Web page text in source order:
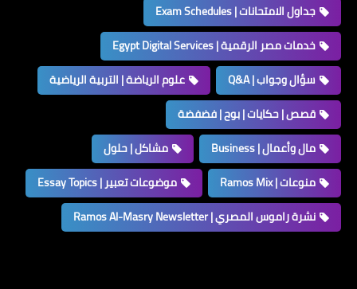
جداول الامتحانات | Exam Schedules
خدمات مصر الرقمية | Egypt Digital Services
سؤال وجواب | Q&A
علوم الرياضة | التربية الرياضية
قصص | حكايات | بوح | فضفضة
مال وأعمال | Business
مشاكل | حلول
منوعات | Ramos Mix
موضوعات تعبير | Essay Topics
نشرة راموس المصري | Ramos Al-Masry Newsletter